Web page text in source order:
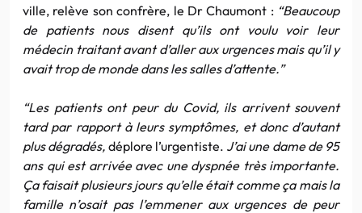
ville, relève son confrère, le Dr Chaumont :“Beaucoup
de patients nous disent qu’ils ont voulu voir leur
médecin traitant avant d’aller aux urgences mais qu’il y
avait trop de monde dans les salles d’attente.”
“Les patients ont peur du Covid, ils arrivent souvent
tard par rapport à leurs symptômes, et donc d’autant
plus dégradés, déplore l’urgentiste. J’ai une dame de 95
ans qui est arrivée avec une dyspnée très importante.
Ça faisait plusieurs jours qu’elle était comme ça mais la
famille n’osait pas l’emmener aux urgences de peur